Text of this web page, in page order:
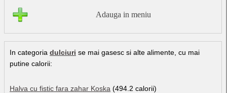
Adauga in meniu
In categoria dulciuri se mai gasesc si alte alimente, cu mai
putine calorii:
Halva cu fistic fara zahar Koska (494.2 calorii)